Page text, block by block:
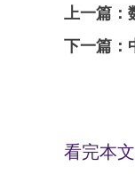
上一篇：
下一篇：
看完本